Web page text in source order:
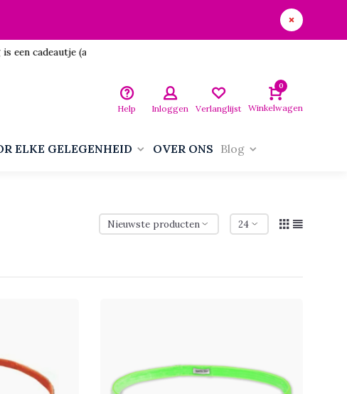
cadeautje (aan jezelf)!
Help Inloggen Verlanglijst
0
Winkelwagen
ELKE GELEGENHEID OVER ONS Blog